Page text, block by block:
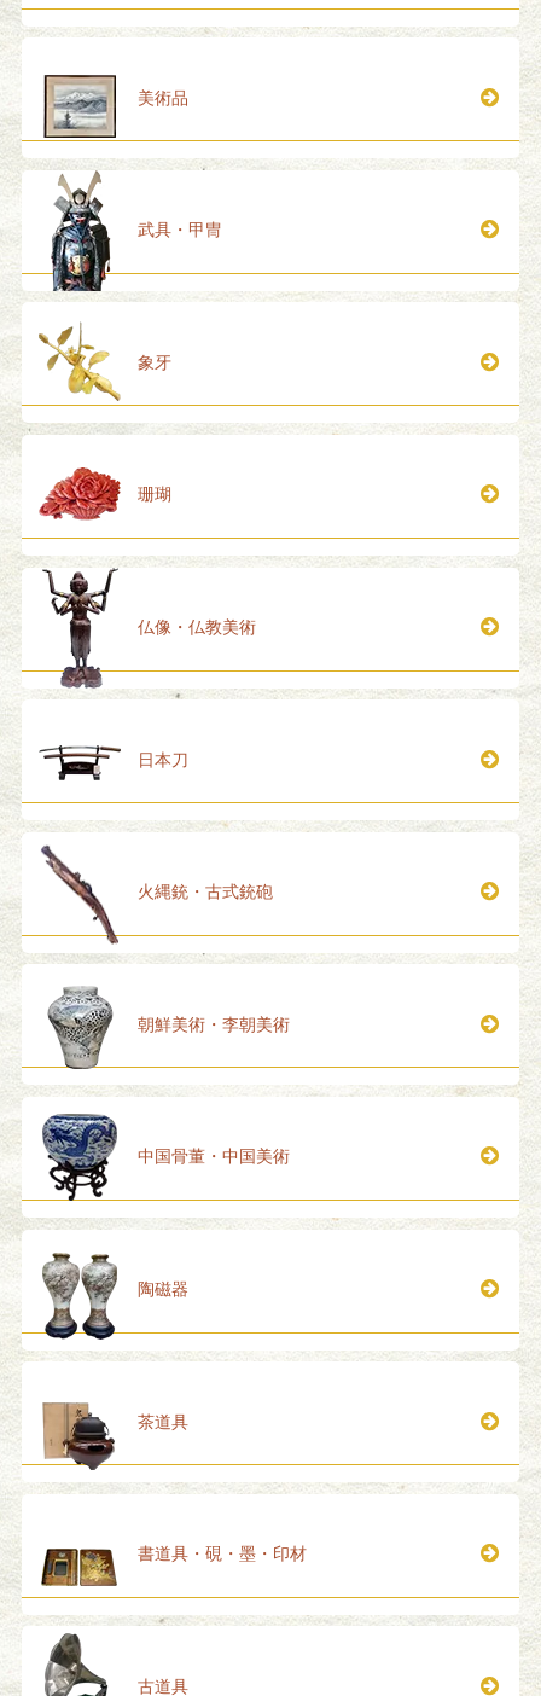
美術品
武具・甲冑
象牙
珊瑚
仏像・仏教美術
日本刀
火縄銃・古式銃砲
朝鮮美術・李朝美術
中国骨董・中国美術
陶磁器
茶道具
書道具・硯・墨・印材
古道具